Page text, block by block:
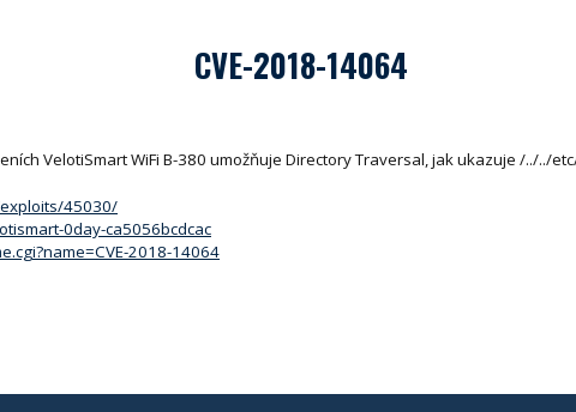
CVE-2018-14064
VelotiSmart WiFi B-380 umožňuje Directory Traversal, jak ukazuje /../../
45030/
0day-ca5056bcdcac
2018-14064